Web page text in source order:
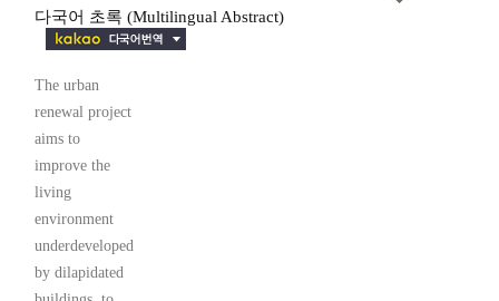
다국어 초록 (Multilingual Abstract)
The urban
renewal project
aims to
improve the
living
environment
underdeveloped
by dilapidated